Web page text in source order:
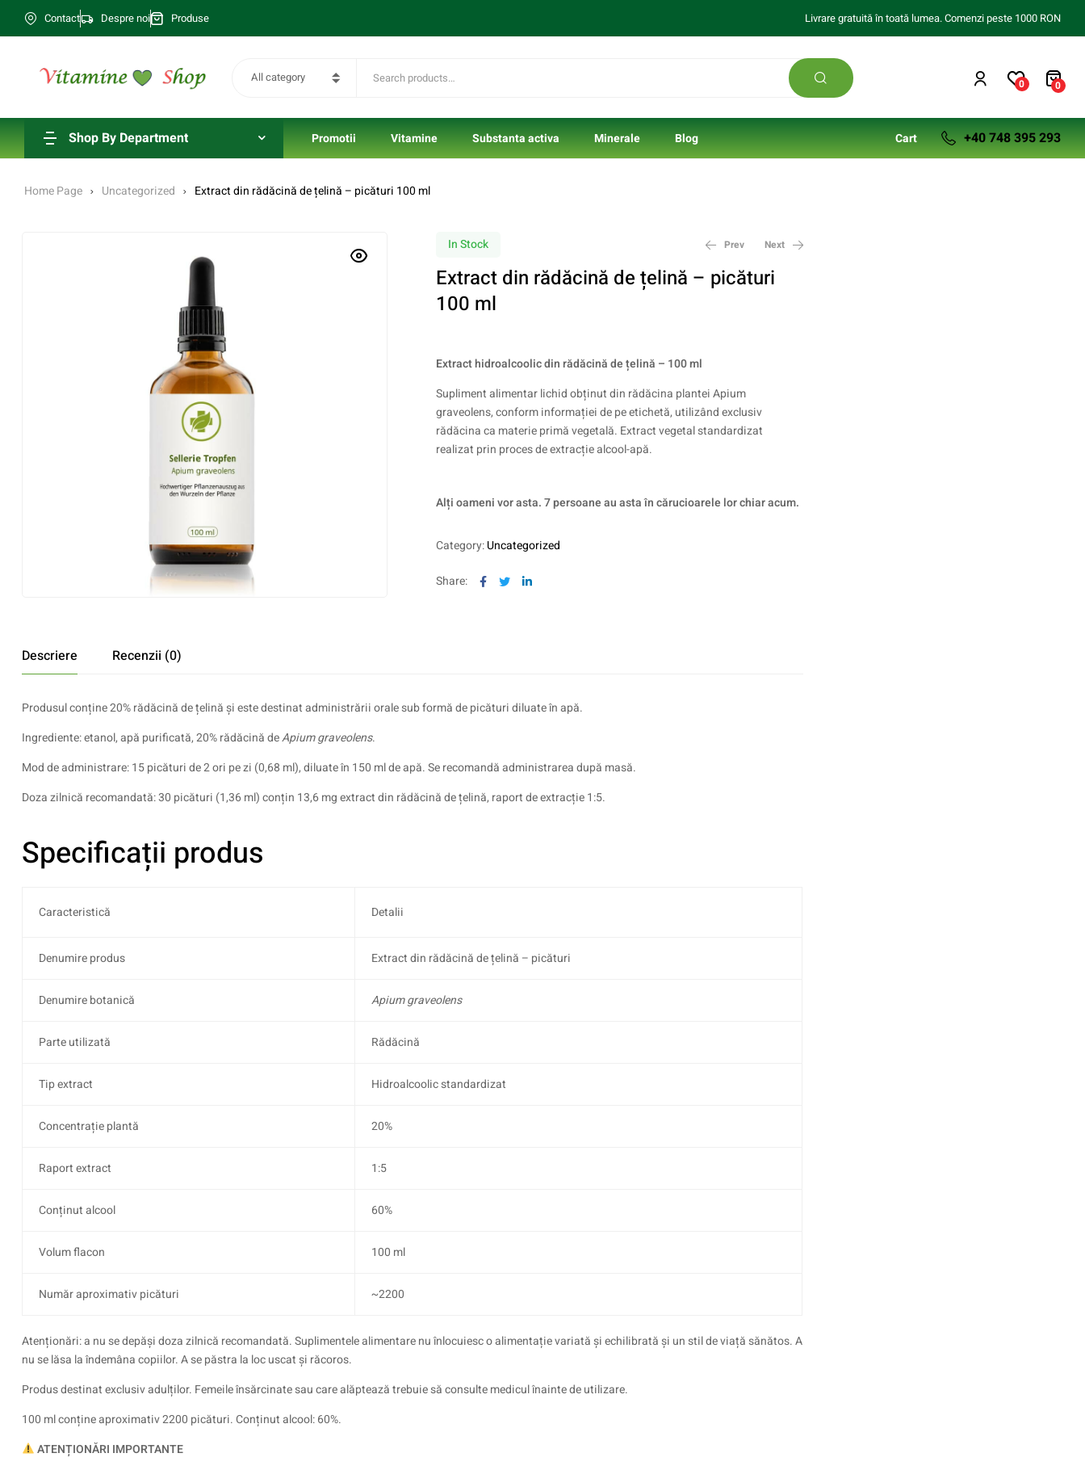
Contact Despre noi Produse Livrare gratuită în toată lumea. Comenzi peste 1000 RON
All category 0 0
Shop By Department Promotii Vitamine Substanta activa Minerale Blog Cart +40 748 395 293
Home Page Uncategorized Extract din rădăcină de țelină – picături 100 ml
In Stock Prev Next
Extract din rădăcină de țelină – picături
100 ml
Extract hidroalcoolic din rădăcină de țelină – 100 ml
Supliment alimentar lichid obținut din rădăcina plantei Apium
graveolens, conform informației de pe etichetă, utilizând exclusiv
rădăcina ca materie primă vegetală. Extract vegetal standardizat
realizat prin proces de extracție alcool-apă.
Alți oameni vor asta. 7 persoane au asta în cărucioarele lor chiar acum.
Category:Uncategorized
Share: Facebook
TwitterLinkedin
Descriere Recenzii (0)
Produsul conține 20% rădăcină de țelină și este destinat administrării orale sub formă de picături diluate în apă.
Ingrediente: etanol, apă purificată, 20% rădăcină deApium graveolens.
Mod de administrare: 15 picături de 2 ori pe zi (0,68 ml), diluate în 150 ml de apă. Se recomandă administrarea după masă.
Doza zilnică recomandată: 30 picături (1,36 ml) conțin 13,6 mg extract din rădăcină de țelină, raport de extracție 1:5.
Specificații produs
Caracteristică Detalii
Denumire produs Extract din rădăcină de țelină – picături
Denumire botanică Apium graveolens
Parte utilizată Rădăcină
Tip extract Hidroalcoolic standardizat
Concentrație plantă 20%
Raport extract 1:5
Conținut alcool 60%
Volum flacon 100 ml
Număr aproximativ picături ~2200
Atenționări: a nu se depăși doza zilnică recomandată. Suplimentele alimentare nu înlocuiesc o alimentație variată și echilibrată și un stil de viață sănătos. A
nu se lăsa la îndemâna copiilor. A se păstra la loc uscat și răcoros.
Produs destinat exclusiv adulților. Femeile însărcinate sau care alăptează trebuie să consulte medicul înainte de utilizare.
100 ml conține aproximativ 2200 picături. Conținut alcool: 60%.
ATENȚIONĂRI IMPORTANTE